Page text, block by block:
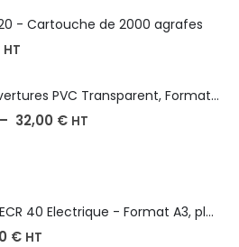
- Cartouche de 2000 agrafes
HT
100 Couvertures PVC Transparent, Format A3-A4-A5
– 32,00 € HT
CYKLOS ECR 40 Electrique - Format A3, plusieurs unités coupe
€ HT